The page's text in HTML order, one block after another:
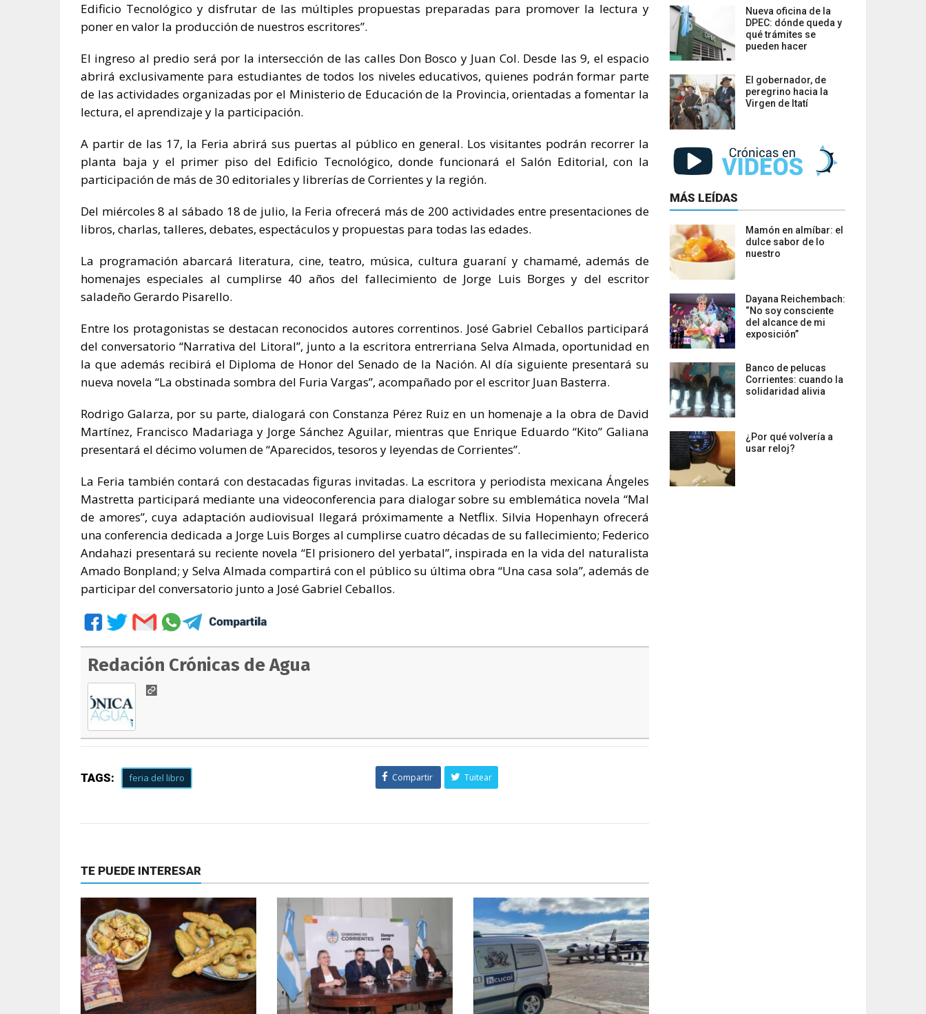
Edificio Tecnológico y disfrutar de las múltiples propuestas preparadas para promover la lectura y
poner en valor la producción de nuestros escritores”.
El ingreso al predio será por la intersección de las calles Don Bosco y Juan Col. Desde las 9, el espacio
abrirá exclusivamente para estudiantes de todos los niveles educativos, quienes podrán formar parte
de las actividades organizadas por el Ministerio de Educación de la Provincia, orientadas a fomentar la
lectura, el aprendizaje y la participación.
A partir de las 17, la Feria abrirá sus puertas al público en general. Los visitantes podrán recorrer la
planta baja y el primer piso del Edificio Tecnológico, donde funcionará el Salón Editorial, con la
participación de más de 30 editoriales y librerías de Corrientes y la región.
Del miércoles 8 al sábado 18 de julio, la Feria ofrecerá más de 200 actividades entre presentaciones de
libros, charlas, talleres, debates, espectáculos y propuestas para todas las edades.
La programación abarcará literatura, cine, teatro, música, cultura guaraní y chamamé, además de
homenajes especiales al cumplirse 40 años del fallecimiento de Jorge Luis Borges y del escritor
saladeño Gerardo Pisarello.
Entre los protagonistas se destacan reconocidos autores correntinos. José Gabriel Ceballos participará
del conversatorio “Narrativa del Litoral”, junto a la escritora entrerriana Selva Almada, oportunidad en
la que además recibirá el Diploma de Honor del Senado de la Nación. Al día siguiente presentará su
nueva novela “La obstinada sombra del Furia Vargas”, acompañado por el escritor Juan Basterra.
Rodrigo Galarza, por su parte, dialogará con Constanza Pérez Ruiz en un homenaje a la obra de David
Martínez, Francisco Madariaga y Jorge Sánchez Aguilar, mientras que Enrique Eduardo “Kito” Galiana
presentará el décimo volumen de “Aparecidos, tesoros y leyendas de Corrientes”.
La Feria también contará con destacadas figuras invitadas. La escritora y periodista mexicana Ángeles
Mastretta participará mediante una videoconferencia para dialogar sobre su emblemática novela “Mal
de amores”, cuya adaptación audiovisual llegará próximamente a Netflix. Silvia Hopenhayn ofrecerá
una conferencia dedicada a Jorge Luis Borges al cumplirse cuatro décadas de su fallecimiento; Federico
Andahazi presentará su reciente novela “El prisionero del yerbatal”, inspirada en la vida del naturalista
Amado Bonpland; y Selva Almada compartirá con el público su última obra “Una casa sola”, además de
participar del conversatorio junto a José Gabriel Ceballos.
Redación Crónicas de Agua
TAGS: feria del libro Compartir Tuitear
TE PUEDE INTERESAR
Nueva oficina de la
DPEC: dónde queda y
qué trámites se
pueden hacer
El gobernador, de
peregrino hacia la
Virgen de Itatí
MÁS LEÍDAS
Mamón en almíbar: el
dulce sabor de lo
nuestro
Dayana Reichembach:
“No soy consciente
del alcance de mi
exposición”
Banco de pelucas
Corrientes: cuando la
solidaridad alivia
¿Por qué volvería a
usar reloj?